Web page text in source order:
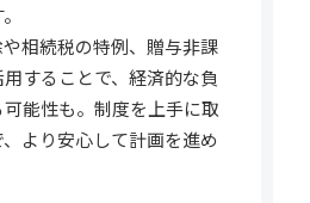
相続税の特例、贈与非課
することで、経済的な負
能性も。制度を上手に取
より安心して計画を進め